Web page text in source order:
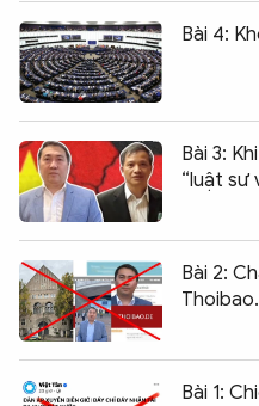
Bài 4:
Bài 3:
“luật sư
Bài 2:
Bài 1: